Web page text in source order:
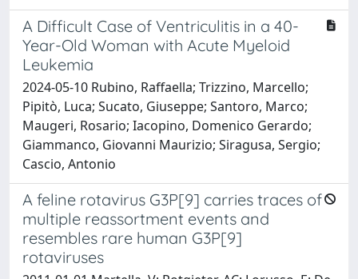
A Difficult Case of Ventriculitis in a 40-
Year-Old Woman with Acute Myeloid
Leukemia
2024-05-10 Rubino, Raffaella; Trizzino, Marcello;
Pipitò, Luca; Sucato, Giuseppe; Santoro, Marco;
Maugeri, Rosario; Iacopino, Domenico Gerardo;
Giammanco, Giovanni Maurizio; Siragusa, Sergio;
Cascio, Antonio
A feline rotavirus G3P[9] carries traces of
multiple reassortment events and
resembles rare human G3P[9]
rotaviruses